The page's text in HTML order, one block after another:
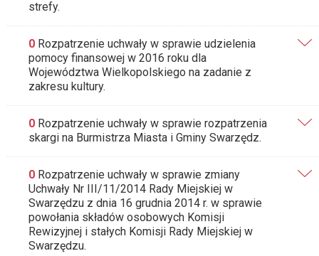
strefy.
0 Rozpatrzenie uchwały w sprawie udzielenia
pomocy finansowej w 2016 roku dla
Województwa Wielkopolskiego na zadanie z
zakresu kultury.
0 Rozpatrzenie uchwały w sprawie rozpatrzenia
skargi na Burmistrza Miasta i Gminy Swarzędz.
0 Rozpatrzenie uchwały w sprawie zmiany
Uchwały Nr III/11/2014 Rady Miejskiej w
Swarzędzu z dnia 16 grudnia 2014 r. w sprawie
powołania składów osobowych Komisji
Rewizyjnej i stałych Komisji Rady Miejskiej w
Swarzędzu.